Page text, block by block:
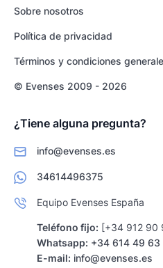
Sobre nosotros
Política de privacidad
Términos y condiciones
© Evenses 2009 - 2026
¿Tiene alguna pregunta?
info@evenses.es
34614496375
Equipo Evenses España
Teléfono fijo: [+34 912 90
Whatsapp: +34 614 49 63
E-mail: info@evenses.es